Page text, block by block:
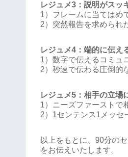
レジュメ3：説明がスッ
1）フレームに当てはめ
2）突然報告を求められ
レジュメ4：端的に伝え
1）数字で伝えるコミュ
2）秒速で伝わる圧倒的
レジュメ5：相手の立場
1）ニーズファーストで
2）1センテンス1メッセ
以上をもとに、90分の
をお伝えいたします。